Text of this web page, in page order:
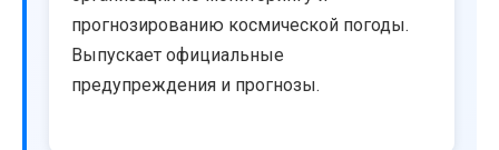
прогнозированию космической погоды.
Выпускает официальные
предупреждения и прогнозы.